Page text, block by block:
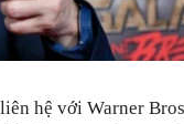
hệ với Warner